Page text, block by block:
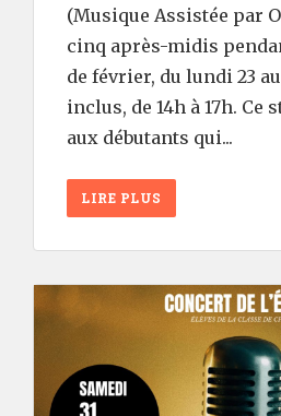
(Musique Assistée par
cinq après-midis
de février, du lundi 23
inclus, de 14h à 17h. Ce
aux débutants qui...
LIRE PLUS